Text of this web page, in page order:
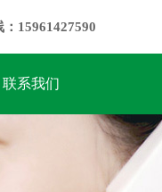
15961427590
联系我们